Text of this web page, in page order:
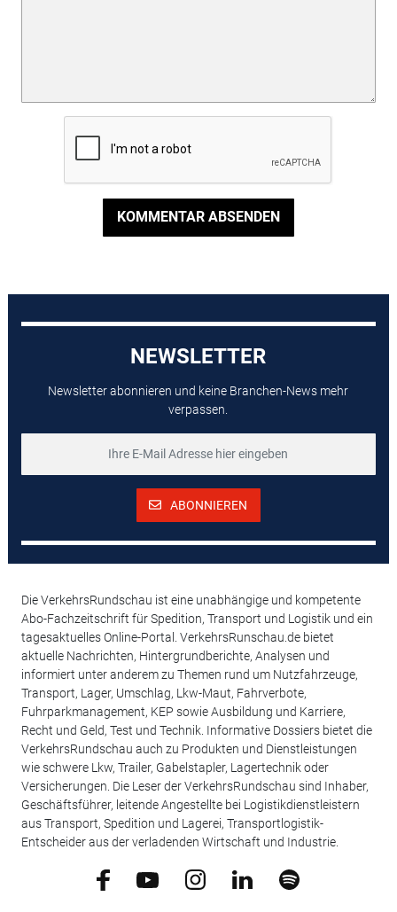
KOMMENTAR ABSENDEN
NEWSLETTER
Newsletter abonnieren und keine Branchen-News mehr
verpassen.
ABONNIEREN
Die VerkehrsRundschau ist eine unabhängige und kompetente
Abo-Fachzeitschrift für Spedition, Transport und Logistik und ein
tagesaktuelles Online-Portal. VerkehrsRunschau.de bietet
aktuelle Nachrichten, Hintergrundberichte, Analysen und
informiert unter anderem zu Themen rund um Nutzfahrzeuge,
Transport, Lager, Umschlag, Lkw-Maut, Fahrverbote,
Fuhrparkmanagement, KEP sowie Ausbildung und Karriere,
Recht und Geld, Test und Technik. Informative Dossiers bietet die
VerkehrsRundschau auch zu Produkten und Dienstleistungen
wie schwere Lkw, Trailer, Gabelstapler, Lagertechnik oder
Versicherungen. Die Leser der VerkehrsRundschau sind Inhaber,
Geschäftsführer, leitende Angestellte bei Logistikdienstleistern
aus Transport, Spedition und Lagerei, Transportlogistik-
Entscheider aus der verladenden Wirtschaft und Industrie.